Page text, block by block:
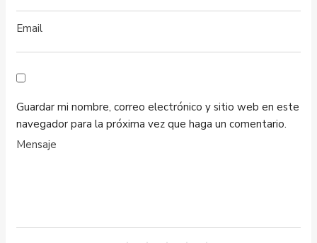
Guardar mi nombre, correo electrónico y sitio web en este
navegador para la próxima vez que haga un comentario.